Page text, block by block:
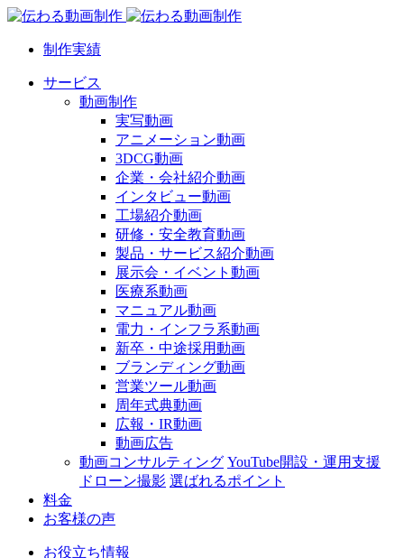
制作実績
サービス
動画制作
実写動画
アニメーション動画
3DCG動画
企業・会社紹介動画
インタビュー動画
工場紹介動画
研修・安全教育動画
製品・サービス紹介動画
展示会・イベント動画
医療系動画
マニュアル動画
電力・インフラ系動画
新卒・中途採用動画
ブランディング動画
営業ツール動画
周年式典動画
広報・IR動画
動画広告
動画コンサルティング YouTube開設・運用支援
ドローン撮影 選ばれるポイント
料金
お客様の声
お役立ち情報